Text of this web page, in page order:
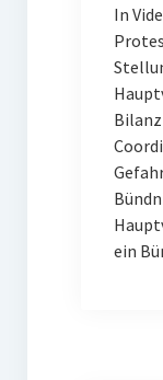
In
ein